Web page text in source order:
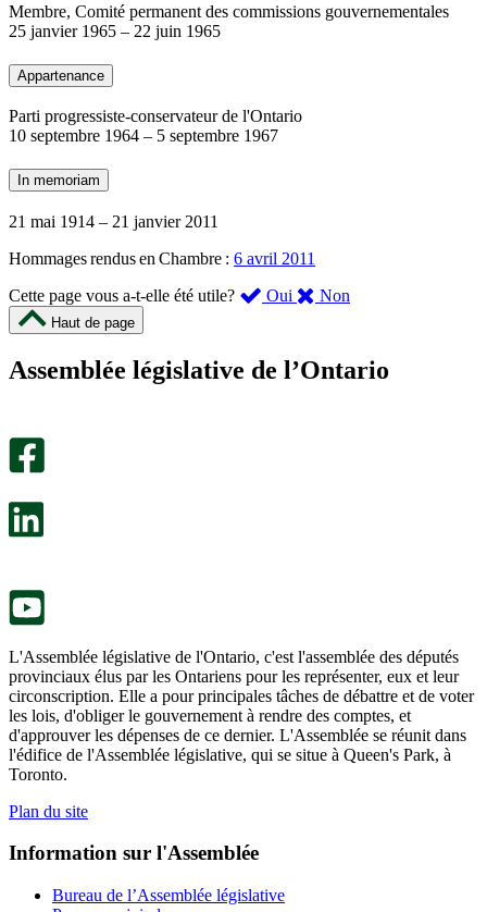
Membre, Comité permanent des commissions gouvernementales
25 janvier 1965 – 22 juin 1965
Appartenance
Parti progressiste-conservateur de l'Ontario
10 septembre 1964 – 5 septembre 1967
In memoriam
21 mai 1914 – 21 janvier 2011
Hommages rendus en Chambre : 6 avril 2011
Cette page vous a-t-elle été utile?
Oui ,
été
Non
m’a
Haut de page
Assemblée législative de l’Ontario
L'Assemblée législative de l'Ontario, c'est l'assemblée des députés
provinciaux élus par les Ontariens pour les représenter, eux et leur
circonscription. Elle a pour principales tâches de débattre et de voter
les lois, d'obliger le gouvernement à rendre des comptes, et
d'approuver les dépenses de ce dernier. L'Assemblée se réunit dans
l'édifice de l'Assemblée législative, qui se situe à Queen's Park, à
Toronto.
Plan du site
Information sur l'Assemblée
Bureau de l’Assemblée législative